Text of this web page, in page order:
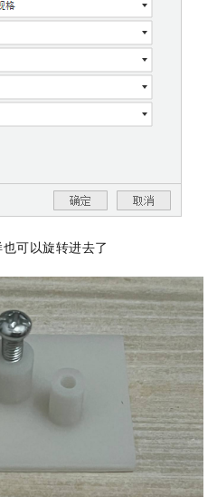
可以旋转进去了